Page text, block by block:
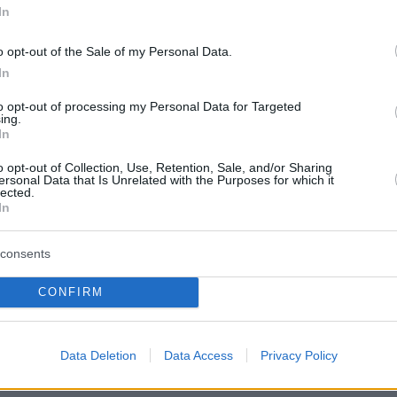
opt-out of the Sale of my Personal Data.
opt-out of processing my Personal Data for Targeted
opt-out of Collection, Use, Retention, Sale, and/or Sharing
Data that Is Unrelated with the Purposes for which it
CONFIRM
Data Deletion Data Access Privacy Policy
απέκτησε αυτό το όνομα
εργατών και αιχμαλώτων που έχασαν τη
τη διάρκεια της κατασκευής της
κατά τη διάρκεια του
στον Οκτώβριο του 1942 και τον
το Νονγκ Πλαδούκ στη δυτική
στη νοτιοανατολική Μιανμάρ.
περισσότερες από 60 στάσεις ή
περίπου 60.000 αιχμάλωτοι πολέμου των
το Ηνωμένο Βασίλειο, τις ΗΠΑ και τον
και εκατοντάδες χιλιάδες εργάτες από όλη